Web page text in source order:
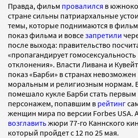
Правда, фильм провалился в
стране сильны патриархальные
темы, которые поднимаются в
показ фильма и вовсезапретили
после выхода: правительство
«пропагандирует
отклонения». Власти Ливана и
показ «Барби» в странах невозможен
моральным и религиозным нормам.
помешало кукле Барби стать
персонажем, попавшим в рейтинг
женщин мира по версии Forbes USA.
возглавитьжюри 77-го Каннского
который пройдет с 12 по 25 мая.